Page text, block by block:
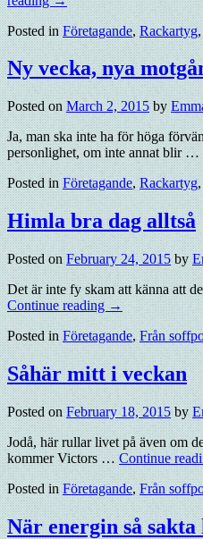
Posted in Företagande,Rackartyg
Ny vecka, nya
Posted on March 2, 2015 by
Ja, man ska inte ha för höga
personlighet, om inte annat blir …
Posted in Företagande,Rackartyg
Himla bra dag alltså
Posted on February 24, 2015 by
Det är inte fy skam att känna att
Continue reading→
Posted in Företagande,Från
Såhär mitt i veckan
Posted on February 18, 2015 by
Jodå, här rullar livet på även om
kommer Victors …Continue
Posted in Företagande,Från
När energin så